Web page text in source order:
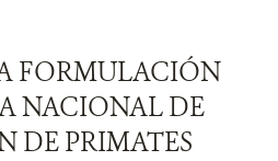
FORMULACIÓN
NACIONAL DE
DE PRIMATES